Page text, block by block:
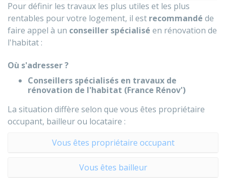
Pour définir les travaux les plus utiles et les plus
rentables pour votre logement, il est recommandé de
faire appel à un conseiller spécialisé en rénovation de
l'habitat :
Où s'adresser ?
Conseillers spécialisés en travaux de
rénovation de l'habitat (France Rénov')
La situation diffère selon que vous êtes propriétaire
occupant, bailleur ou locataire :
Vous êtes propriétaire occupant
Vous êtes bailleur